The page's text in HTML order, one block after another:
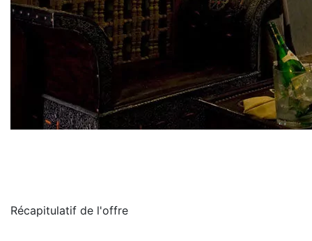
Récapitulatif de l'offre